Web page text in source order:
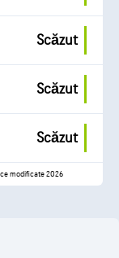
Scăzut
Scăzut
Scăzut
modificate 2026